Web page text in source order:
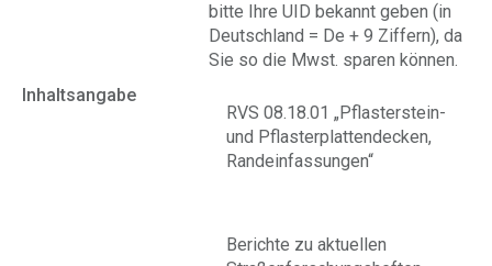
bitte Ihre UID bekannt geben (in
Deutschland = De + 9 Ziffern), da
Sie so die Mwst. sparen können.
Inhaltsangabe
RVS 08.18.01 „Pflasterstein-
und Pflasterplattendecken,
Randeinfassungen“
Berichte zu aktuellen